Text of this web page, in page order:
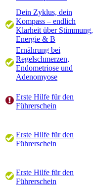
Dein Zyklus, dein
Kompass – endlich
Klarheit über Stimmung,
Energie & B
Ernährung bei
Regelschmerzen,
Endometriose und
Adenomyose
Erste Hilfe für den
Führerschein
Erste Hilfe für den
Führerschein
Erste Hilfe für den
Führerschein